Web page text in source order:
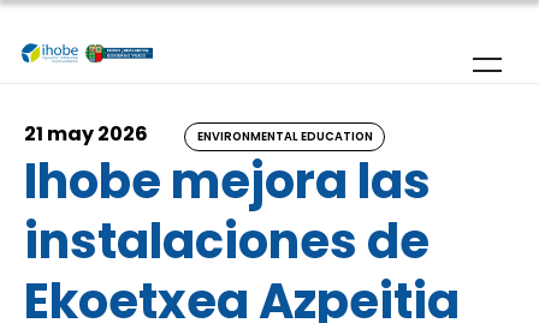
Skip to main content
21 may 2026 ENVIRONMENTAL EDUCATION
Ihobe mejora las
instalaciones de
Ekoetxea Azpeitia